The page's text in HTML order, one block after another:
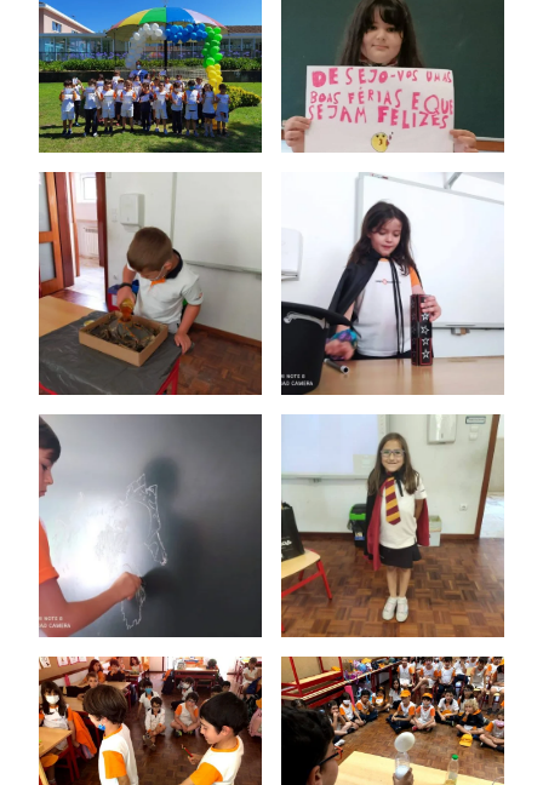
Ano Letivo
Admissão
Informações
APEE
Notícias